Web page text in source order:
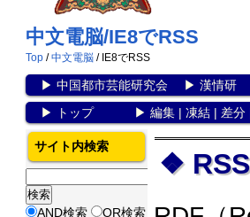
中文電脳/IE8でRSS
Top /中文電脳 / IE8でRSS
▶ 中国都市芸能研究会▶ 漢情研
▶
トップ▶ 編集| 凍結| 差分
サイト内検索
AND検索 OR検索